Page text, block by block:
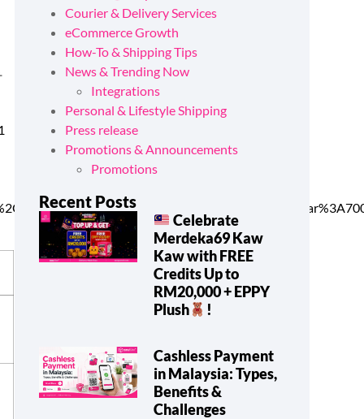
Courier & Delivery Services
eCommerce Growth
How-To & Shipping Tips
News & Trending Now
Integrations
Personal & Lifestyle Shipping
Press release
Promotions & Announcements
Promotions
Recent Posts
Celebrate
Merdeka69 Kaw
Kaw with FREE
Credits Up to
RM20,000 + EPPY
Plush
!
Cashless Payment
in Malaysia: Types,
Benefits &
Challenges